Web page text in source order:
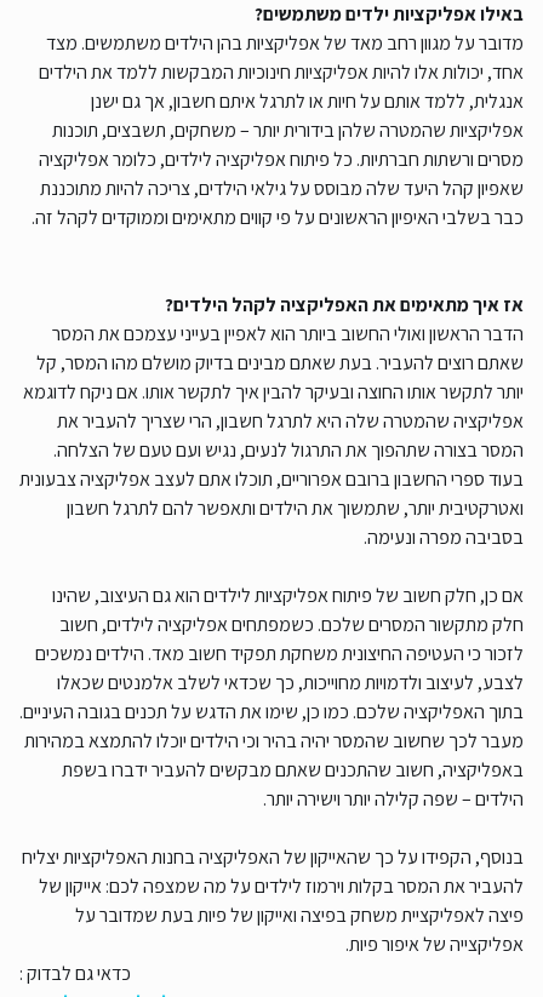
באילו אפליקציות ילדים משתמשים?
מדובר על מגוון רחב מאד של אפליקציות בהן הילדים משתמשים. מצד
אחד, יכולות אלו להיות אפליקציות חינוכיות המבקשות ללמד את הילדים
אנגלית, ללמד אותם על חיות או לתרגל איתם חשבון, אך גם ישנן
אפליקציות שהמטרה שלהן בידורית יותר – משחקים, תשבצים, תוכנות
מסרים ורשתות חברתיות. כל פיתוח אפליקציה לילדים, כלומר אפליקציה
שאפיון קהל היעד שלה מבוסס על גילאי הילדים, צריכה להיות מתוכננת
כבר בשלבי האיפיון הראשונים על פי קווים מתאימים וממוקדים לקהל זה.
אז איך מתאימים את האפליקציה לקהל הילדים?
הדבר הראשון ואולי החשוב ביותר הוא לאפיין בעייני עצמכם את המסר
שאתם רוצים להעביר. בעת שאתם מבינים בדיוק מושלם מהו המסר, קל
יותר לתקשר אותו החוצה ובעיקר להבין איך לתקשר אותו. אם ניקח לדוגמא
אפליקציה שהמטרה שלה היא לתרגל חשבון, הרי שצריך להעביר את
המסר בצורה שתהפוך את התרגול לנעים, נגיש ועם טעם של הצלחה.
בעוד ספרי החשבון ברובם אפרוריים, תוכלו אתם לעצב אפליקציה צבעונית
ואטרקטיבית יותר, שתמשוך את הילדים ותאפשר להם לתרגל חשבון
בסביבה מפרה ונעימה.
אם כן, חלק חשוב של פיתוח אפליקציות לילדים הוא גם העיצוב, שהינו
חלק מתקשור המסרים שלכם. כשמפתחים אפליקציה לילדים, חשוב
לזכור כי העטיפה החיצונית משחקת תפקיד חשוב מאד. הילדים נמשכים
לצבע, לעיצוב ולדמויות מחוייכות, כך שכדאי לשלב אלמנטים שכאלו
בתוך האפליקציה שלכם. כמו כן, שימו את הדגש על תכנים בגובה העיניים.
מעבר לכך שחשוב שהמסר יהיה בהיר וכי הילדים יוכלו להתמצא במהירות
באפליקציה, חשוב שהתכנים שאתם מבקשים להעביר ידברו בשפת
הילדים – שפה קלילה יותר וישירה יותר.
בנוסף, הקפידו על כך שהאייקון של האפליקציה בחנות האפליקציות יצליח
להעביר את המסר בקלות וירמוז לילדים על מה שמצפה לכם: אייקון של
פיצה לאפליקציית משחק בפיצה ואייקון של פיות בעת שמדובר על
אפליקצייה של איפור פיות.
כדאי גם לבדוק :